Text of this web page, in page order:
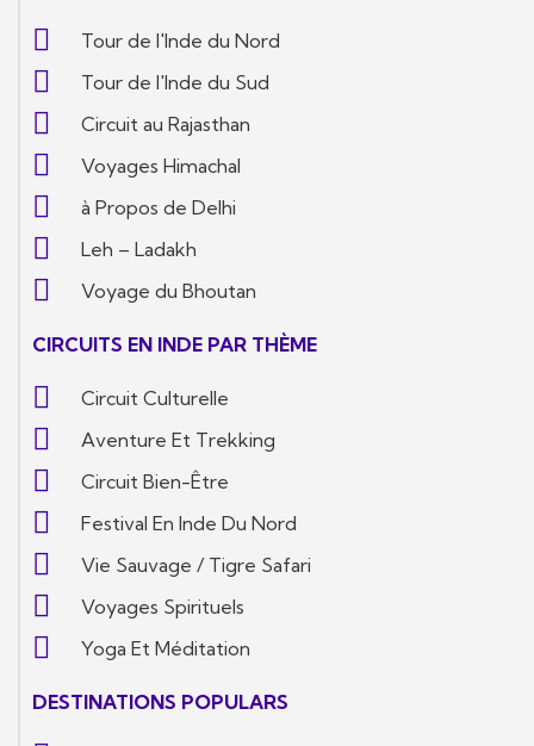
Tour de l'Inde du Nord
Tour de l'Inde du Sud
Circuit au Rajasthan
Voyages Himachal
à Propos de Delhi
Leh – Ladakh
Voyage du Bhoutan
CIRCUITS EN INDE PAR THÈME
Circuit Culturelle
Aventure Et Trekking
Circuit Bien-Être
Festival En Inde Du Nord
Vie Sauvage / Tigre Safari
Voyages Spirituels
Yoga Et Méditation
DESTINATIONS POPULARS